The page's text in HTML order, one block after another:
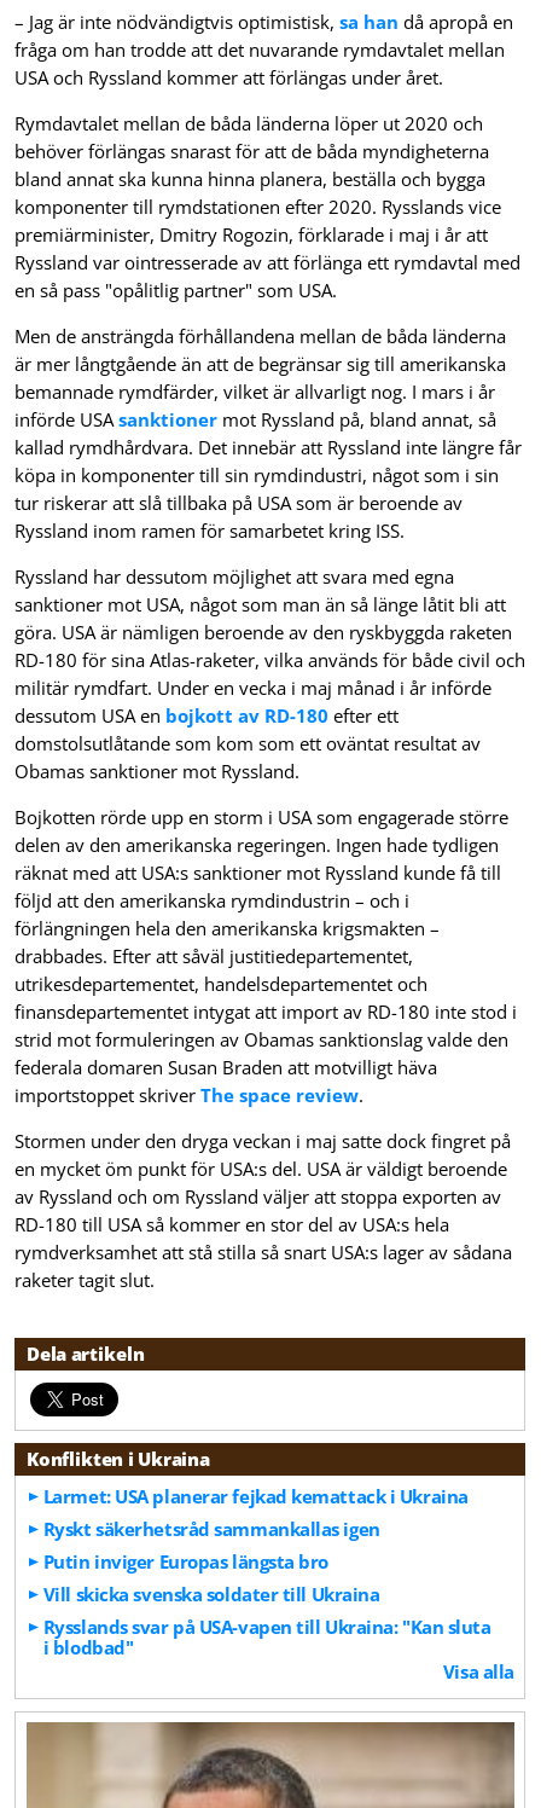
Dela artikeln
Konflikten i Ukraina
Larmet: USA planerar fejkad kemattack i Ukraina
Ryskt säkerhetsråd sammankallas igen
Putin inviger Europas längsta bro
Vill skicka svenska soldater till Ukraina
Rysslands svar på USA-vapen till Ukraina: "Kan sluta
i blodbad"
Visa alla
– Jag är inte nödvändigtvis optimistisk,sa han då apropå en
fråga om han trodde att det nuvarande rymdavtalet mellan
USA och Ryssland kommer att förlängas under året.
Rymdavtalet mellan de båda länderna löper ut 2020 och
behöver förlängas snarast för att de båda myndigheterna
bland annat ska kunna hinna planera, beställa och bygga
komponenter till rymdstationen efter 2020. Rysslands vice
premiärminister, Dmitry Rogozin, förklarade i maj i år att
Ryssland var ointresserade av att förlänga ett rymdavtal med
en så pass "opålitlig partner" som USA.
Men de ansträngda förhållandena mellan de båda länderna
är mer långtgående än att de begränsar sig till amerikanska
bemannade rymdfärder, vilket är allvarligt nog. I mars i år
införde USAsanktioner mot Ryssland på, bland annat, så
kallad rymdhårdvara. Det innebär att Ryssland inte längre får
köpa in komponenter till sin rymdindustri, något som i sin
tur riskerar att slå tillbaka på USA som är beroende av
Ryssland inom ramen för samarbetet kring ISS.
Ryssland har dessutom möjlighet att svara med egna
sanktioner mot USA, något som man än så länge låtit bli att
göra. USA är nämligen beroende av den ryskbyggda raketen
RD-180 för sina Atlas-raketer, vilka används för både civil och
militär rymdfart. Under en vecka i maj månad i år införde
dessutom USA en bojkott av RD-180 efter ett
domstolsutlåtande som kom som ett oväntat resultat av
Obamas sanktioner mot Ryssland.
Bojkotten rörde upp en storm i USA som engagerade större
delen av den amerikanska regeringen. Ingen hade tydligen
räknat med att USA:s sanktioner mot Ryssland kunde få till
följd att den amerikanska rymdindustrin – och i
förlängningen hela den amerikanska krigsmakten –
drabbades. Efter att såväl justitiedepartementet,
utrikesdepartementet, handelsdepartementet och
finansdepartementet intygat att import av RD-180 inte stod i
strid mot formuleringen av Obamas sanktionslag valde den
federala domaren Susan Braden att motvilligt häva
importstoppet skriverThe space review.
Stormen under den dryga veckan i maj satte dock fingret på
en mycket öm punkt för USA:s del. USA är väldigt beroende
av Ryssland och om Ryssland väljer att stoppa exporten av
RD-180 till USA så kommer en stor del av USA:s hela
rymdverksamhet att stå stilla så snart USA:s lager av sådana
raketer tagit slut.